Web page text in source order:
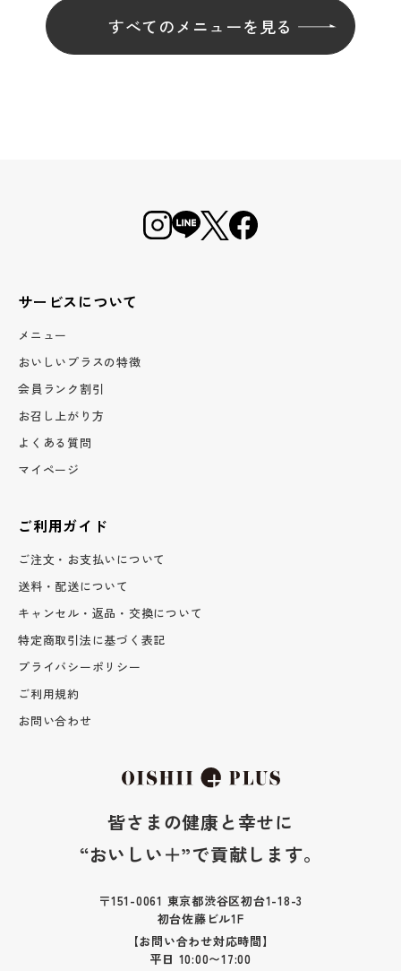
すべてのメニューを見る
皆さまの健康と幸せに
“おいしい＋”で貢献します。
〒151-0061 東京都渋谷区初台1-18-3
初台佐藤ビル1F
【お問い合わせ対応時間】
平日 10:00〜17:00
サービスについて
メニュー
おいしいプラスの特徴
会員ランク割引
お召し上がり方
よくある質問
マイページ
ご利用ガイド
ご注文・お支払いについて
送料・配送について
キャンセル・返品・交換について
特定商取引法に基づく表記
プライバシーポリシー
ご利用規約
お問い合わせ